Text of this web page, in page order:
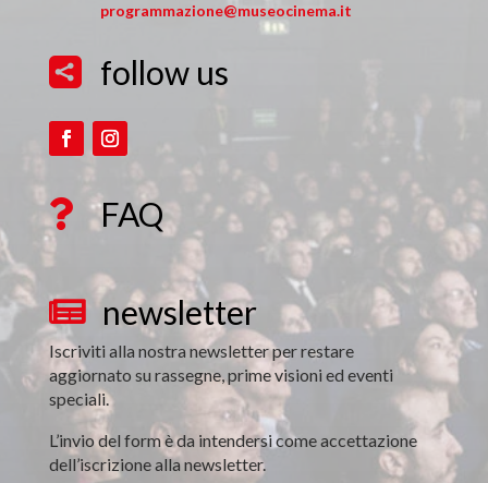
programmazione@museocinema.it
 follow us
 FAQ
 newsletter
Iscriviti alla nostra newsletter per restare
aggiornato su rassegne, prime visioni ed eventi
speciali.
L’invio del form è da intendersi come accettazione
dell’iscrizione alla newsletter.